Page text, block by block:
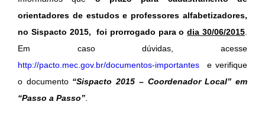
orientadores de estudos e professores alfabetizadores,
no Sispacto 2015, foi prorrogado para odia 30/06/2015
Em caso dúvidas, acesse
http://pacto.mec.gov.br/documentos-importantes e verifique
o documento “Sispacto 2015 – Coordenador Local” em
“Passo a Passo”